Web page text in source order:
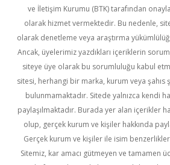
ve İletişim Kurumu (BTK) tarafından
olarak hizmet vermektedir. Bu nedenle,
olarak denetleme veya araştırma
Ancak, üyelerimiz yazdıkları içeriklerin
siteye üye olarak bu sorumluluğu kabul
sitesi, herhangi bir marka, kurum veya şahıs
bulunmamaktadır. Sitede yalnızca kendi
paylaşılmaktadır. Burada yer alan içerikler
olup, gerçek kurum ve kişiler hakkında
Gerçek kurum ve kişiler ile isim
Sitemiz, kar amacı gütmeyen ve tamamen